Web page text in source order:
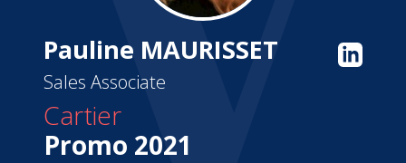
Pauline MAURISSET
Sales Associate
Cartier
Promo 2021